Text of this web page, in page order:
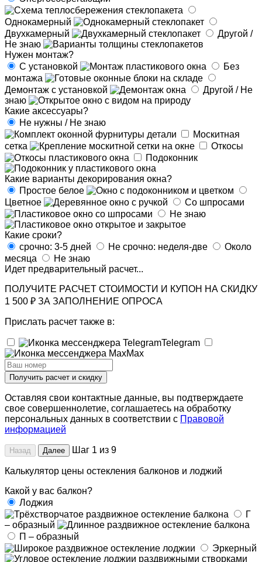
Однокамерный
Двухкамерный
Другой /
Не знаю
Нужен монтаж?
С установкой
Без
монтажа
Демонтаж с установкой
Другой / Не
знаю
Какие аксессуары?
Не нужны / Не знаю
Москитная
сетка
Откосы
Подоконник
Какие варианты декорирования окна?
Простое белое
Цветное
Со шпросами
Не знаю
Какие сроки?
срочно: 3-5 дней
Не срочно: неделя-две
Около
месяца
Не знаю
Идет предварительный расчет...
ПОЛУЧИТЕ РАСЧЕТ СТОИМОСТИ И КУПОН НА СКИДКУ
1 500 ₽ ЗА ЗАПОЛНЕНИЕ ОПРОСА
Прислать расчет также в:
Telegram
Max
Получить расчет и скидку
Оставляя свои контактные данные, вы подтверждаете
свое совершеннолетие, соглашаетесь на обработку
персональных данных в соответствии с Правовой
информацией
Назад Далее Шаг 1 из 9
Калькулятор цены остекления балконов и лоджий
Какой у вас балкон?
Лоджия
Г
– образный
П – образный
Эркерный